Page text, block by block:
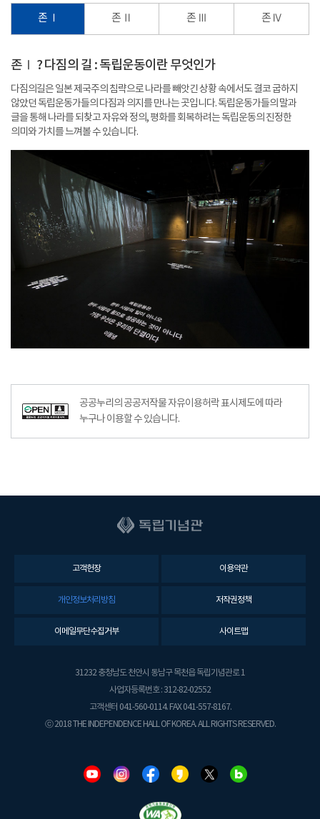
존 Ⅰ 존 Ⅱ 존 Ⅲ 존 Ⅳ
존Ⅰ ? 다짐의 길 : 독립운동이란 무엇인가
다짐의길은 일본 제국주의 침략으로 나라를 빼앗긴 상황 속에서도 결코 굽하지
않았던 독립운동가들의 다짐과 의지를 만나는 곳입니다. 독립운동가들의 말과
글을 통해 나라를 되찾고 자유와 정의, 평화를 회복하려는 독립운동의 진정한
의미와 가치를 느껴볼 수 있습니다.
공공누리의 공공저작물 자유이용허락 표시제도에 따라
누구나 이용할 수 있습니다.
고객헌장 이용약관
개인정보처리방침 저작권정책
이메일무단수집거부 사이트맵
31232 충청남도 천안시 동남구 목천읍 독립기념관로 1
사업자등록번호 : 312-82-02552
고객센터 041-560-0114. FAX 041-557-8167.
ⓒ 2018 THE INDEPENDENCE HALL OF KOREA. ALL RIGHTS RESERVED.